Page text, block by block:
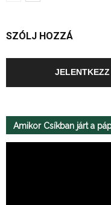
SZÓLJ HOZZÁ
Amikor Csíkban járt a